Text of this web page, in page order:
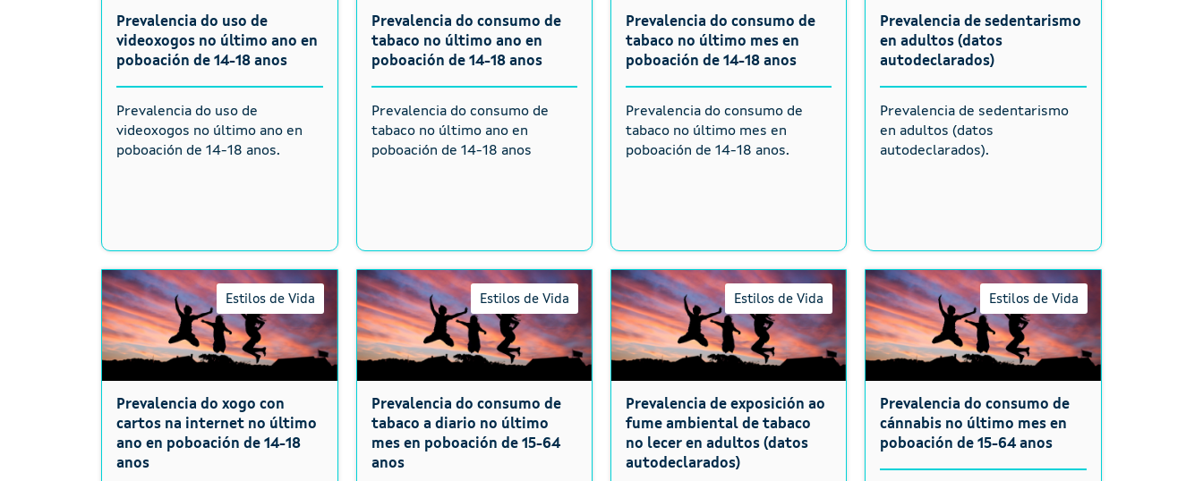
Prevalencia do uso de
videoxogos no último ano en
poboación de 14-18 anos
Prevalencia do uso de
videoxogos no último ano en
poboación de 14-18 anos.
Prevalencia do consumo de
tabaco no último ano en
poboación de 14-18 anos
Prevalencia do consumo de
tabaco no último ano en
poboación de 14-18 anos
Prevalencia do consumo de
tabaco no último mes en
poboación de 14-18 anos
Prevalencia do consumo de
tabaco no último mes en
poboación de 14-18 anos.
Prevalencia de sedentarismo
en adultos (datos
autodeclarados)
Prevalencia de sedentarismo
en adultos (datos
autodeclarados).
Estilos de Vida
Prevalencia do xogo con
cartos na internet no último
ano en poboación de 14-18
anos
Estilos de Vida
Prevalencia do consumo de
tabaco a diario no último
mes en poboación de 15-64
anos
Estilos de Vida
Prevalencia de exposición ao
fume ambiental de tabaco
no lecer en adultos (datos
autodeclarados)
Estilos de Vida
Prevalencia do consumo de
cánnabis no último mes en
poboación de 15-64 anos